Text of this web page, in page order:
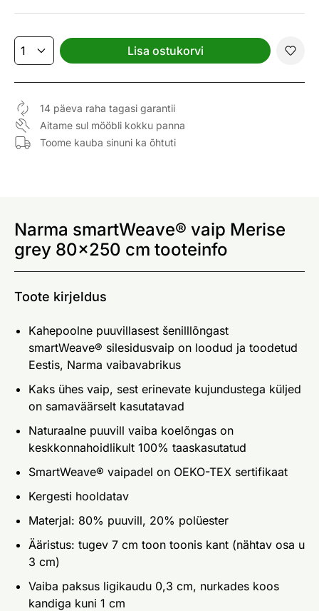
Lisa ostukorvi
14 päeva raha tagasi garantii
Aitame sul mööbli kokku panna
Toome kauba sinuni ka õhtuti
Narma smartWeave® vaip Merise
grey 80x250 cm tooteinfo
Toote kirjeldus
Kahepoolne puuvillasest šenilllõngast
smartWeave® silesidusvaip on loodud ja toodetud
Eestis, Narma vaibavabrikus
Kaks ühes vaip, sest erinevate kujundustega küljed
on samaväärselt kasutatavad
Naturaalne puuvill vaiba koelõngas on
keskkonnahoidlikult 100% taaskasutatud
SmartWeave® vaipadel on OEKO-TEX sertifikaat
Kergesti hooldatav
Materjal: 80% puuvill, 20% polüester
Ääristus: tugev 7 cm toon toonis kant (nähtav osa u
3 cm)
Vaiba paksus ligikaudu 0,3 cm, nurkades koos
kandiga kuni 1 cm